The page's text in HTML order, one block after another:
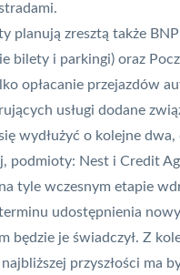
planują zresztą także
bilety i parkingi) oraz
opłacanie przejazdów
usługi dodane
wydłużyć o kolejne dwa,
podmioty: Nest i Credit
tyle wczesnym etapie
udostępnienia
będzie je świadczył. Z
przyszłości ma